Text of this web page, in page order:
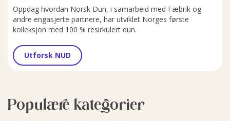
Oppdag hvordan Norsk Dun, i samarbeid med Fæbrik og
andre engasjerte partnere, har utviklet Norges første
kolleksjon med 100 % resirkulert dun.
Utforsk NUD
Populære kategorier